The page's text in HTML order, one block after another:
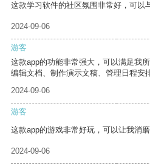
这款学习软件的社区氛围非常好，可以
2024-09-06
游客
这款app的功能非常强大，可以满足我
编辑文档、制作演示文稿、管理日程安
2024-09-06
游客
这款app的游戏非常好玩，可以让我消磨
2024-09-06